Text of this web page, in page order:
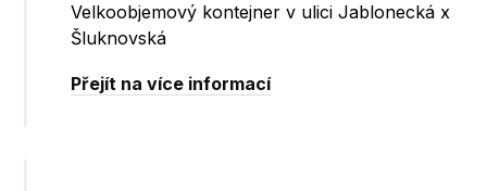
Velkoobjemový kontejner v ulici Jablonecká x
Šluknovská
Přejít na více informací